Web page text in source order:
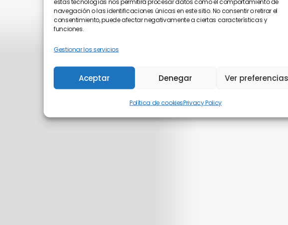
navegación o las identificaciones únicas en este sitio. No consentir o retirar el
consentimiento, puede afectar negativamente a ciertas características y
funciones.
Gestionar los servicios
Aceptar Denegar Ver
Política de cookiesPrivacy Policy